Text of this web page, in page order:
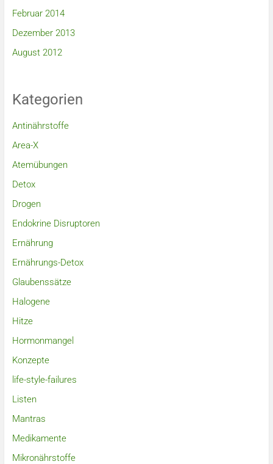
Februar 2014
Dezember 2013
August 2012
Kategorien
Antinährstoffe
Area-X
Atemübungen
Detox
Drogen
Endokrine Disruptoren
Ernährung
Ernährungs-Detox
Glaubenssätze
Halogene
Hitze
Hormonmangel
Konzepte
life-style-failures
Listen
Mantras
Medikamente
Mikronährstoffe